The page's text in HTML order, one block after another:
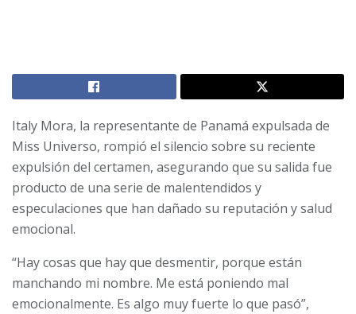
Italy Mora, la representante de Panamá expulsada de
Miss Universo, rompió el silencio sobre su reciente
expulsión del certamen, asegurando que su salida fue
producto de una serie de malentendidos y
especulaciones que han dañado su reputación y salud
emocional.
“Hay cosas que hay que desmentir, porque están
manchando mi nombre. Me está poniendo mal
emocionalmente. Es algo muy fuerte lo que pasó”,